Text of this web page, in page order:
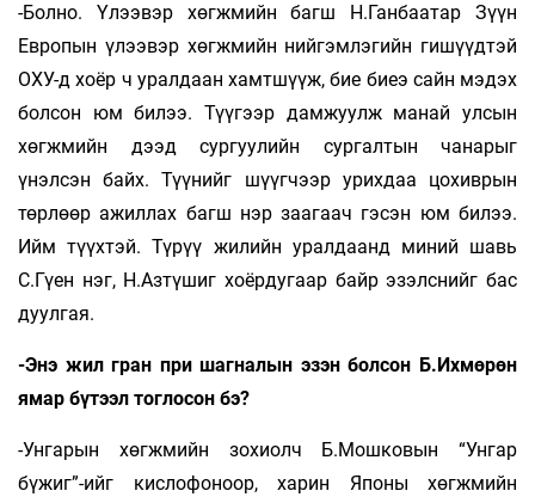
-Болно. Үлээвэр хөгжмийн багш Н.Ганбаатар Зүүн
Европын үлээвэр хөгжмийн нийгэмлэгийн гишүүдтэй
ОХУ-д хоёр ч уралдаан хамтшүүж, бие биеэ сайн мэдэх
болсон юм билээ. Түүгээр дамжуулж манай улсын
хөгжмийн дээд сургуулийн сургалтын чанарыг
үнэлсэн байх. Түүнийг шүүгчээр урихдаа цохиврын
төрлөөр ажиллах багш нэр заагаач гэсэн юм билээ.
Ийм түүхтэй. Түрүү жилийн уралдаанд миний шавь
С.Гүен нэг, Н.Азтүшиг хоёрдугаар байр эзэлснийг бас
дуулгая.
-Энэ жил гран при шагналын эзэн болсон Б.Ихмөрөн
ямар бүтээл тоглосон бэ?
-Унгарын хөгжмийн зохиолч Б.Мошковын “Унгар
бүжиг”-ийг кислофоноор, харин Японы хөгжмийн